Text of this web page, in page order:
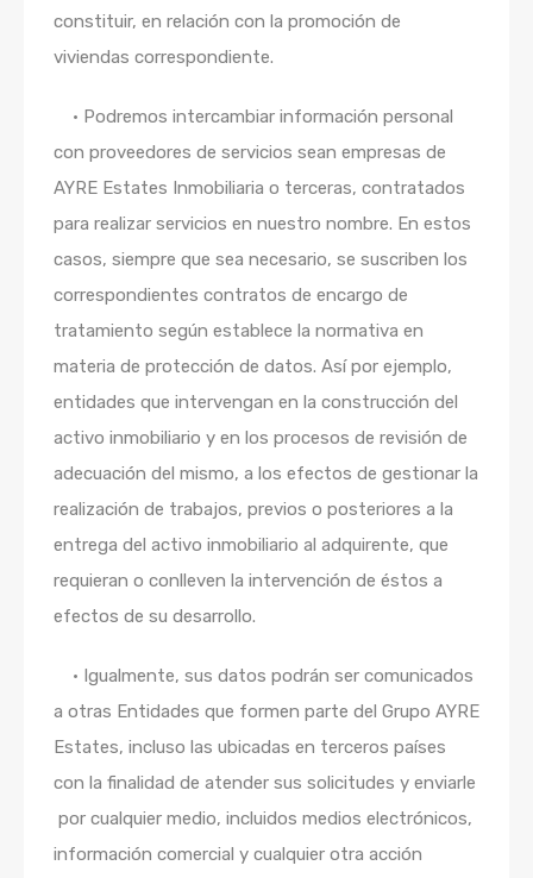
constituir, en relación con la promoción de
viviendas correspondiente.
• Podremos intercambiar información personal
con proveedores de servicios sean empresas de
AYRE Estates Inmobiliaria o terceras, contratados
para realizar servicios en nuestro nombre. En estos
casos, siempre que sea necesario, se suscriben los
correspondientes contratos de encargo de
tratamiento según establece la normativa en
materia de protección de datos. Así por ejemplo,
entidades que intervengan en la construcción del
activo inmobiliario y en los procesos de revisión de
adecuación del mismo, a los efectos de gestionar la
realización de trabajos, previos o posteriores a la
entrega del activo inmobiliario al adquirente, que
requieran o conlleven la intervención de éstos a
efectos de su desarrollo.
• Igualmente, sus datos podrán ser comunicados
a otras Entidades que formen parte del Grupo AYRE
Estates, incluso las ubicadas en terceros países
con la finalidad de atender sus solicitudes y enviarle
por cualquier medio, incluidos medios electrónicos,
información comercial y cualquier otra acción